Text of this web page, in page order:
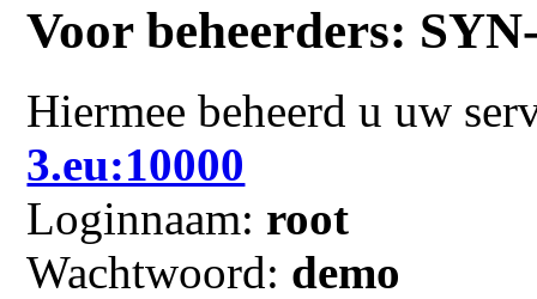
Voor beheerders:
Hiermee beheerd u uw
3.eu:10000
Loginnaam: root
Wachtwoord: demo